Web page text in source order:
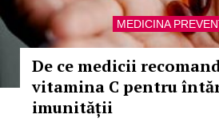
MEDICINA
De ce medicii
vitamina C pentru
imunității